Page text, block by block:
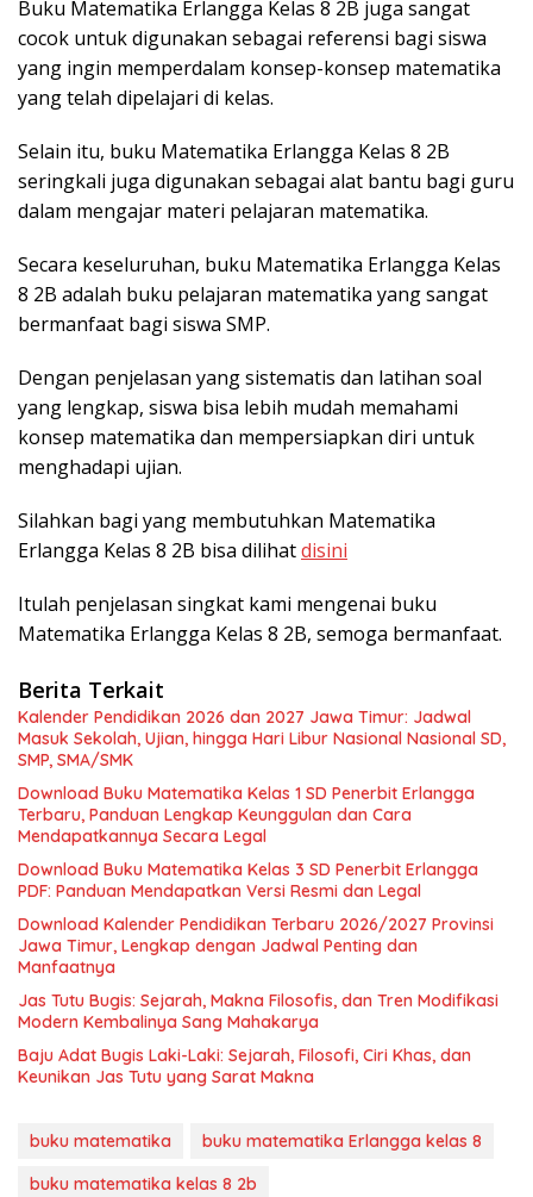
Buku Matematika Erlangga Kelas 8 2B juga sangat
cocok untuk digunakan sebagai referensi bagi siswa
yang ingin memperdalam konsep-konsep matematika
yang telah dipelajari di kelas.
Selain itu, buku Matematika Erlangga Kelas 8 2B
seringkali juga digunakan sebagai alat bantu bagi guru
dalam mengajar materi pelajaran matematika.
Secara keseluruhan, buku Matematika Erlangga Kelas
8 2B adalah buku pelajaran matematika yang sangat
bermanfaat bagi siswa SMP.
Dengan penjelasan yang sistematis dan latihan soal
yang lengkap, siswa bisa lebih mudah memahami
konsep matematika dan mempersiapkan diri untuk
menghadapi ujian.
Silahkan bagi yang membutuhkan Matematika
Erlangga Kelas 8 2B bisa dilihatdisini
Itulah penjelasan singkat kami mengenai buku
Matematika Erlangga Kelas 8 2B, semoga bermanfaat.
Berita Terkait
Kalender Pendidikan 2026 dan 2027 Jawa Timur: Jadwal
Masuk Sekolah, Ujian, hingga Hari Libur Nasional Nasional SD,
SMP, SMA/SMK
Download Buku Matematika Kelas 1 SD Penerbit Erlangga
Terbaru, Panduan Lengkap Keunggulan dan Cara
Mendapatkannya Secara Legal
Download Buku Matematika Kelas 3 SD Penerbit Erlangga
PDF: Panduan Mendapatkan Versi Resmi dan Legal
Download Kalender Pendidikan Terbaru 2026/2027 Provinsi
Jawa Timur, Lengkap dengan Jadwal Penting dan
Manfaatnya
Jas Tutu Bugis: Sejarah, Makna Filosofis, dan Tren Modifikasi
Modern Kembalinya Sang Mahakarya
Baju Adat Bugis Laki-Laki: Sejarah, Filosofi, Ciri Khas, dan
Keunikan Jas Tutu yang Sarat Makna
buku matematika
buku matematika Erlangga kelas 8
buku matematika kelas 8 2b